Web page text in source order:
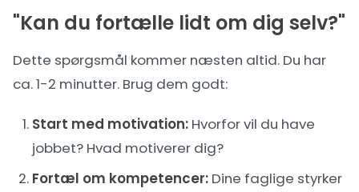
"Kan du fortælle lidt om dig selv?"
Dette spørgsmål kommer næsten altid. Du har
ca. 1-2 minutter. Brug dem godt:
Start med motivation: Hvorfor vil du have
jobbet? Hvad motiverer dig?
Fortæl om kompetencer: Dine faglige styrker